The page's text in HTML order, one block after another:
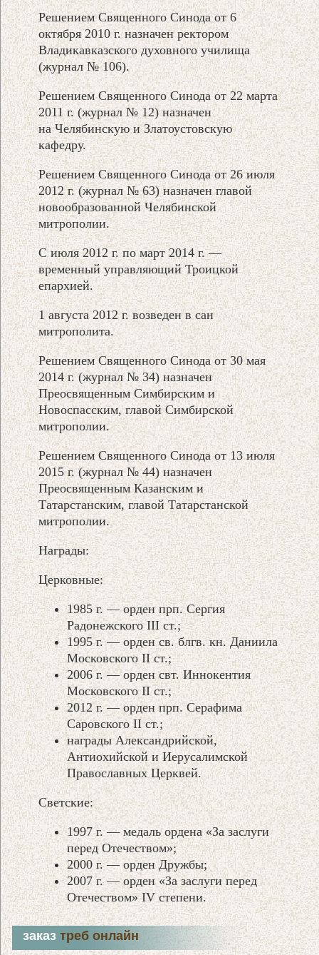
Решением Священного Синода от 6
октября 2010 г. назначен ректором
Владикавказского духовного училища
(журнал № 106).
Решением Священного Синода от 22 марта
2011 г. (журнал № 12) назначен
на Челябинскую и Златоустовскую
кафедру.
Решением Священного Синода от 26 июля
2012 г. (журнал № 63) назначен главой
новообразованной Челябинской
митрополии.
С июля 2012 г. по март 2014 г. —
временный управляющий Троицкой
епархией.
1 августа 2012 г. возведен в сан
митрополита.
Решением Священного Синода от 30 мая
2014 г. (журнал № 34) назначен
Преосвященным Симбирским и
Новоспасским, главой Симбирской
митрополии.
Решением Священного Синода от 13 июля
2015 г. (журнал № 44) назначен
Преосвященным Казанским и
Татарстанским, главой Татарстанской
митрополии.
Награды:
Церковные:
1985 г. — орден прп. Сергия
Радонежского III ст.;
1995 г. — орден св. блгв. кн. Даниила
Московского II ст.;
2006 г. — орден свт. Иннокентия
Московского II ст.;
2012 г. — орден прп. Серафима
Саровского II ст.;
награды Александрийской,
Антиохийской и Иерусалимской
Православных Церквей.
Светские:
1997 г. — медаль ордена «За заслуги
перед Отечеством»;
2000 г. — орден Дружбы;
2007 г. — орден «За заслуги перед
Отечеством» IV степени.
заказтреб онлайн